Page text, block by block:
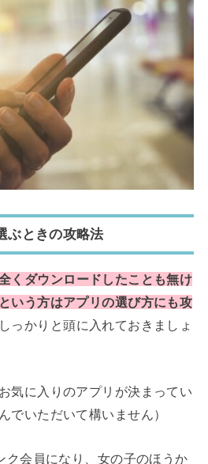
ぶときの攻略法
くダウンロードしたことも無け
いう方はアプリの選び方にも攻
っかりと頭に入れておきましょ
気に入りのアプリが決まってい
でいただいて構いません）
ク会員になり、女の子のほうか